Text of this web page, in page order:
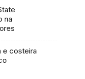
na
e costeira